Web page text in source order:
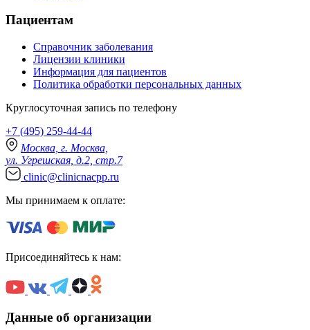
Пациентам
Справочник заболевания
Лицензии клиники
Информация для пациентов
Политика обработки персональных данных
Круглосуточная запись по телефону
+7 (495) 259-44-44
Москва, г. Москва,
ул. Угрешская, д.2, стр.7
clinic@clinicnacpp.ru
Мы принимаем к оплате:
Присоединяйтесь к нам:
Данные об организации